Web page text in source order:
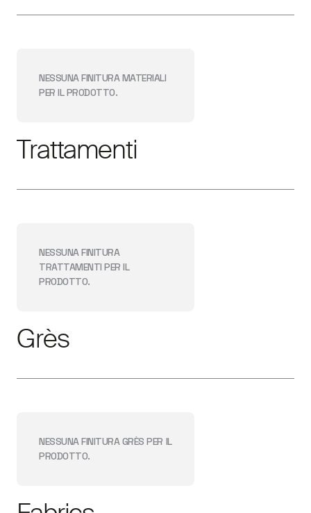
NESSUNA FINITURAMATERIALI
PER IL PRODOTTO.
Trattamenti
NESSUNA FINITURA
TRATTAMENTI PER IL
PRODOTTO.
Grès
NESSUNA FINITURAGRÈS PER IL
PRODOTTO.